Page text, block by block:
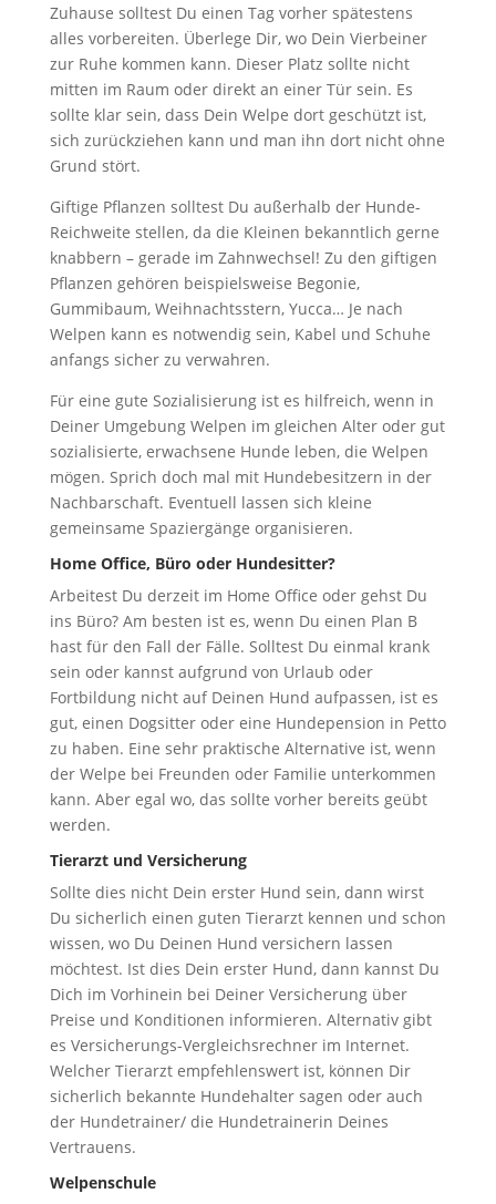
Zuhause solltest Du einen Tag vorher spätestens
alles vorbereiten. Überlege Dir, wo Dein Vierbeiner
zur Ruhe kommen kann. Dieser Platz sollte nicht
mitten im Raum oder direkt an einer Tür sein. Es
sollte klar sein, dass Dein Welpe dort geschützt ist,
sich zurückziehen kann und man ihn dort nicht ohne
Grund stört.
Giftige Pflanzen solltest Du außerhalb der Hunde-
Reichweite stellen, da die Kleinen bekanntlich gerne
knabbern – gerade im Zahnwechsel! Zu den giftigen
Pflanzen gehören beispielsweise Begonie,
Gummibaum, Weihnachtsstern, Yucca… Je nach
Welpen kann es notwendig sein, Kabel und Schuhe
anfangs sicher zu verwahren.
Für eine gute Sozialisierung ist es hilfreich, wenn in
Deiner Umgebung Welpen im gleichen Alter oder gut
sozialisierte, erwachsene Hunde leben, die Welpen
mögen. Sprich doch mal mit Hundebesitzern in der
Nachbarschaft. Eventuell lassen sich kleine
gemeinsame Spaziergänge organisieren.
Home Office, Büro oder Hundesitter?
Arbeitest Du derzeit im Home Office oder gehst Du
ins Büro? Am besten ist es, wenn Du einen Plan B
hast für den Fall der Fälle. Solltest Du einmal krank
sein oder kannst aufgrund von Urlaub oder
Fortbildung nicht auf Deinen Hund aufpassen, ist es
gut, einen Dogsitter oder eine Hundepension in Petto
zu haben. Eine sehr praktische Alternative ist, wenn
der Welpe bei Freunden oder Familie unterkommen
kann. Aber egal wo, das sollte vorher bereits geübt
werden.
Tierarzt und Versicherung
Sollte dies nicht Dein erster Hund sein, dann wirst
Du sicherlich einen guten Tierarzt kennen und schon
wissen, wo Du Deinen Hund versichern lassen
möchtest. Ist dies Dein erster Hund, dann kannst Du
Dich im Vorhinein bei Deiner Versicherung über
Preise und Konditionen informieren. Alternativ gibt
es Versicherungs-Vergleichsrechner im Internet.
Welcher Tierarzt empfehlenswert ist, können Dir
sicherlich bekannte Hundehalter sagen oder auch
der Hundetrainer/ die Hundetrainerin Deines
Vertrauens.
Welpenschule